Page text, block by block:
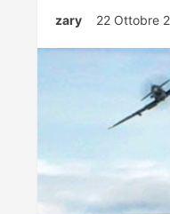
zary 22 Ottobre